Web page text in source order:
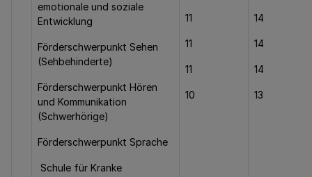
emotionale und soziale
Entwicklung
Förderschwerpunkt Sehen
(Sehbehinderte)
Förderschwerpunkt Hören
und Kommunikation
(Schwerhörige)
Förderschwerpunkt Sprache
Schule für Kranke
11
11
11
10
14
14
14
13